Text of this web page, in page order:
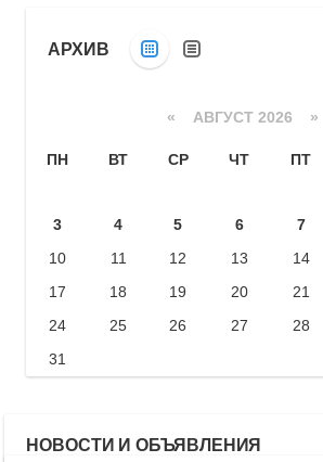
АРХИВ
« АВГУСТ 2026 »
ПН ВТ СР ЧТ ПТ
3
4 5 6 7
10
11 12 13 14
17
18 19 20 21
24
25 26 27 28
31
НОВОСТИ И ОБЪЯВЛЕНИЯ